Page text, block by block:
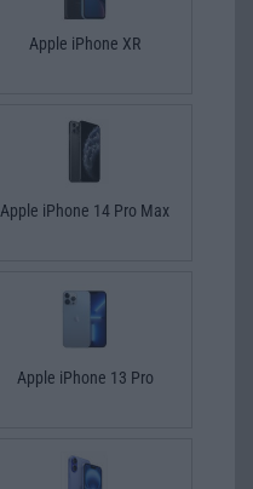
Apple iPhone XR
Apple iPhone 14 Pro Max
Apple iPhone 13 Pro